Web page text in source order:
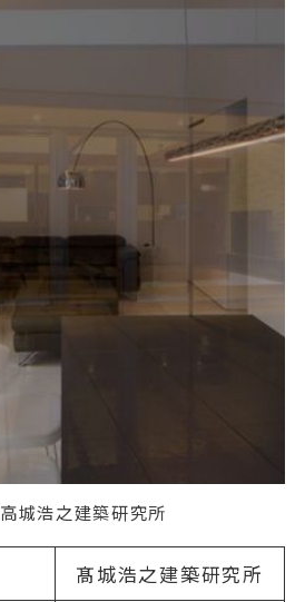
高城浩之建築研究所
髙城浩之建築研究所